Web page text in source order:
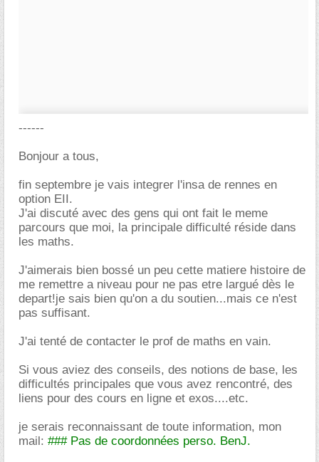
------
Bonjour a tous,
fin septembre je vais integrer l'insa de rennes en
option EII.
J'ai discuté avec des gens qui ont fait le meme
parcours que moi, la principale difficulté réside dans
les maths.
J'aimerais bien bossé un peu cette matiere histoire de
me remettre a niveau pour ne pas etre largué dès le
depart!je sais bien qu'on a du soutien...mais ce n'est
pas suffisant.
J'ai tenté de contacter le prof de maths en vain.
Si vous aviez des conseils, des notions de base, les
difficultés principales que vous avez rencontré, des
liens pour des cours en ligne et exos....etc.
je serais reconnaissant de toute information, mon
mail: ### Pas de coordonnées perso. BenJ.